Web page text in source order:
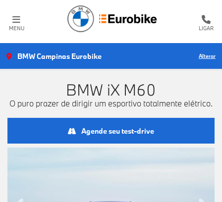
MENU LIGAR
BMW Campinas Eurobike Alterar
BMW iX M60
O puro prazer de dirigir um esportivo totalmente elétrico.
Agende seu test-drive